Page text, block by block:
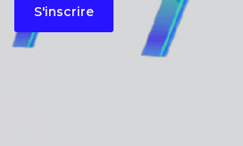
S'inscrire